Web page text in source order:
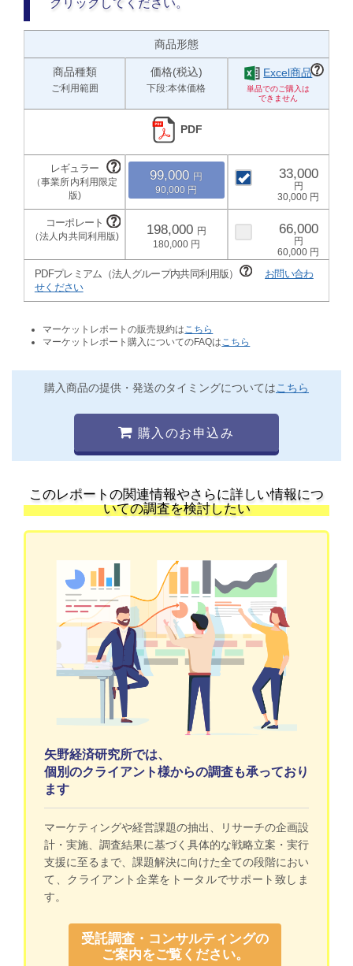
クリックしてください。
商品形態
商品種類
ご利用範囲
価格(税込)
下段:本体価格
Excel商品
PDF
99,000
90,000
33,000
30,000
198,000
180,000
66,000
60,000
PDFプレミアム（法人グループ内共同利用版）
お問い合わ
せください
マーケットレポートの販売規約は こちら
マーケットレポート購入についてのFAQは こちら
購入商品の提供・発送のタイミングについてはこちら
購入のお申込み
このレポートの関連情報やさらに詳しい情報につ
いての調査を検討したい
矢野経済研究所では、
個別のクライアント様からの調査も承っており
ます
マーケティングや経営課題の抽出、リサーチの企画設
計・実施、調査結果に基づく具体的な戦略立案・実行
支援に至るまで、課題解決に向けた全ての段階におい
て、クライアント企業をトータルでサポート致しま
す。
受託調査・コンサルティングの
ご案内をご覧ください。